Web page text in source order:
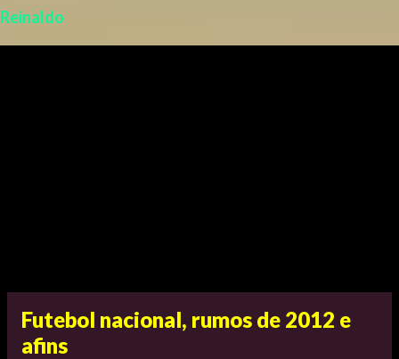
Reinaldo
Futebol nacional, rumos de 2012 e
afins